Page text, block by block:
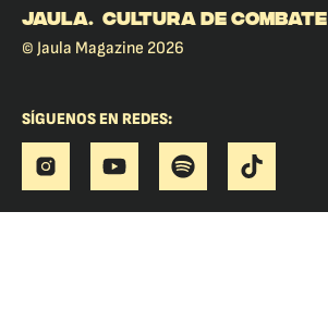
JAULA. CULTURA DE COMBATE
© Jaula Magazine 2026
SÍGUENOS EN REDES: